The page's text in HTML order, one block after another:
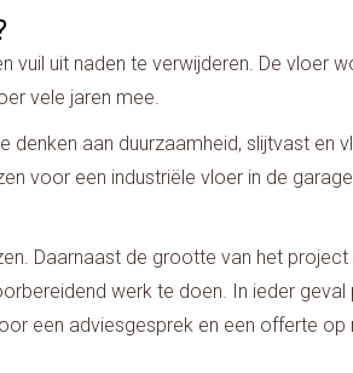
uit naden te verwijderen. De vloer
vele jaren mee.
aan duurzaamheid, slijtvast
voor een industriële vloer in de
Daarnaast de grootte van het
werk te doen. In ieder
een adviesgesprek en een offerte op